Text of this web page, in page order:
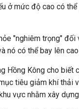
ở mức độ cao có
"nghiêm trọng"
nó có thể bay lên
Hồng Kông cho biết
tiêu giảm khí thải
vực nhằm xây